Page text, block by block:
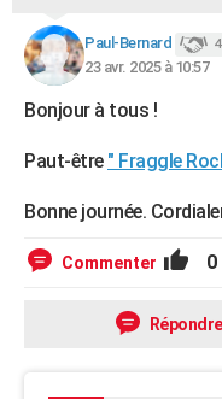
Paul-Bernard
23 avr. 2025 à 10:57
Bonjour à tous !
Paut-être " Fraggle
Bonne journée.
Commenter 0
Répondre